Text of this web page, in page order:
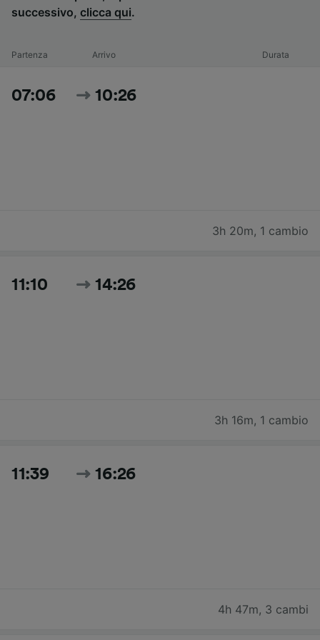
successivo, clicca qui.
Partenza Arrivo Durata
07:06 10:26
3h 20m, 1 cambio
11:10 14:26
3h 16m, 1 cambio
11:39 16:26
4h 47m, 3 cambi